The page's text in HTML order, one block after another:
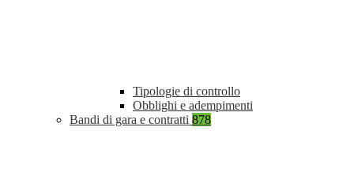
Tipologie di controllo
Obblighi e adempimenti
Bandi di gara e contratti 878